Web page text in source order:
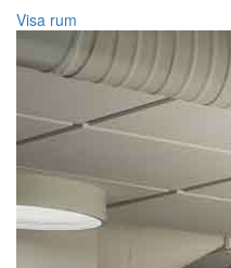
Visa rum